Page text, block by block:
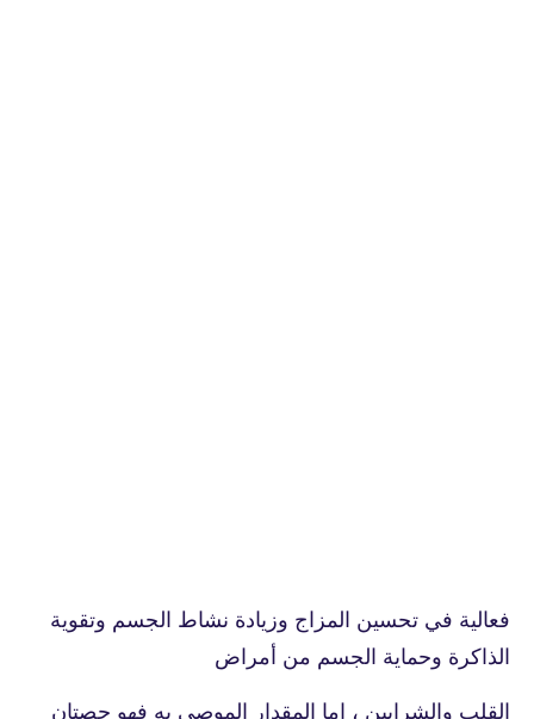
فعالية في تحسين المزاج وزيادة نشاط الجسم وتقوية
الذاكرة وحماية الجسم من أمراض
القلب والشرايين ، اما المقدار الموصي به فهو حصتان